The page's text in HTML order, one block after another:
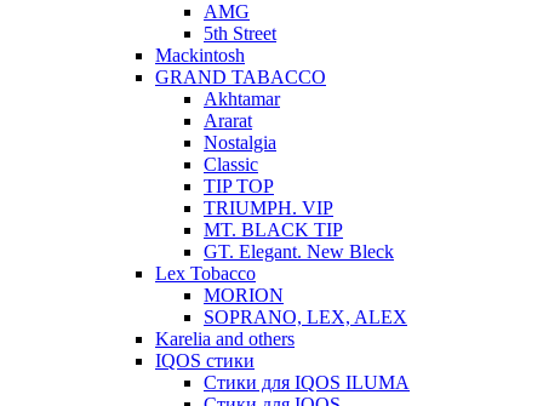
AMG
5th Street
Mackintosh
GRAND TABACCO
Akhtamar
Ararat
Nostalgia
Classic
TIP TOP
TRIUMPH. VIP
MT. BLACK TIP
GT. Elegant. New Bleck
Lex Tobacco
MORION
SOPRANO, LEX, ALEX
Karelia and others
IQOS стики
Стики для IQOS ILUMA